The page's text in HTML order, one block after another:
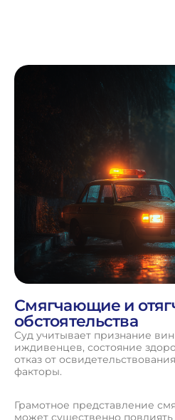
Смягчающие и
обстоятельства
Суд учитывает признание
иждивенцев, состояние
отказ от
факторы.
Грамотное представление
может существенно